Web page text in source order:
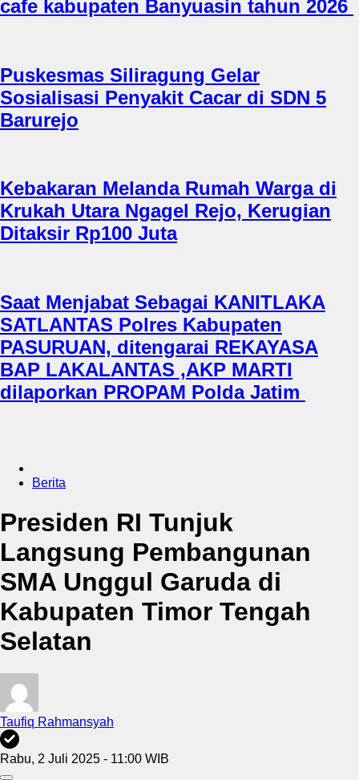
cafe kabupaten Banyuasin tahun 2026
Puskesmas Siliragung Gelar
Sosialisasi Penyakit Cacar di SDN 5
Barurejo
Kebakaran Melanda Rumah Warga di
Krukah Utara Ngagel Rejo, Kerugian
Ditaksir Rp100 Juta
Saat Menjabat Sebagai KANITLAKA
SATLANTAS Polres Kabupaten
PASURUAN, ditengarai REKAYASA
BAP LAKALANTAS ,AKP MARTI
dilaporkan PROPAM Polda Jatim
Berita
Presiden RI Tunjuk
Langsung Pembangunan
SMA Unggul Garuda di
Kabupaten Timor Tengah
Selatan
Taufiq Rahmansyah
Rabu, 2 Juli 2025 - 11:00 WIB